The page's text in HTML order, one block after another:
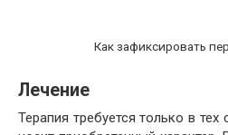
Как зафиксировать
Лечение
Терапия требуется только в тех